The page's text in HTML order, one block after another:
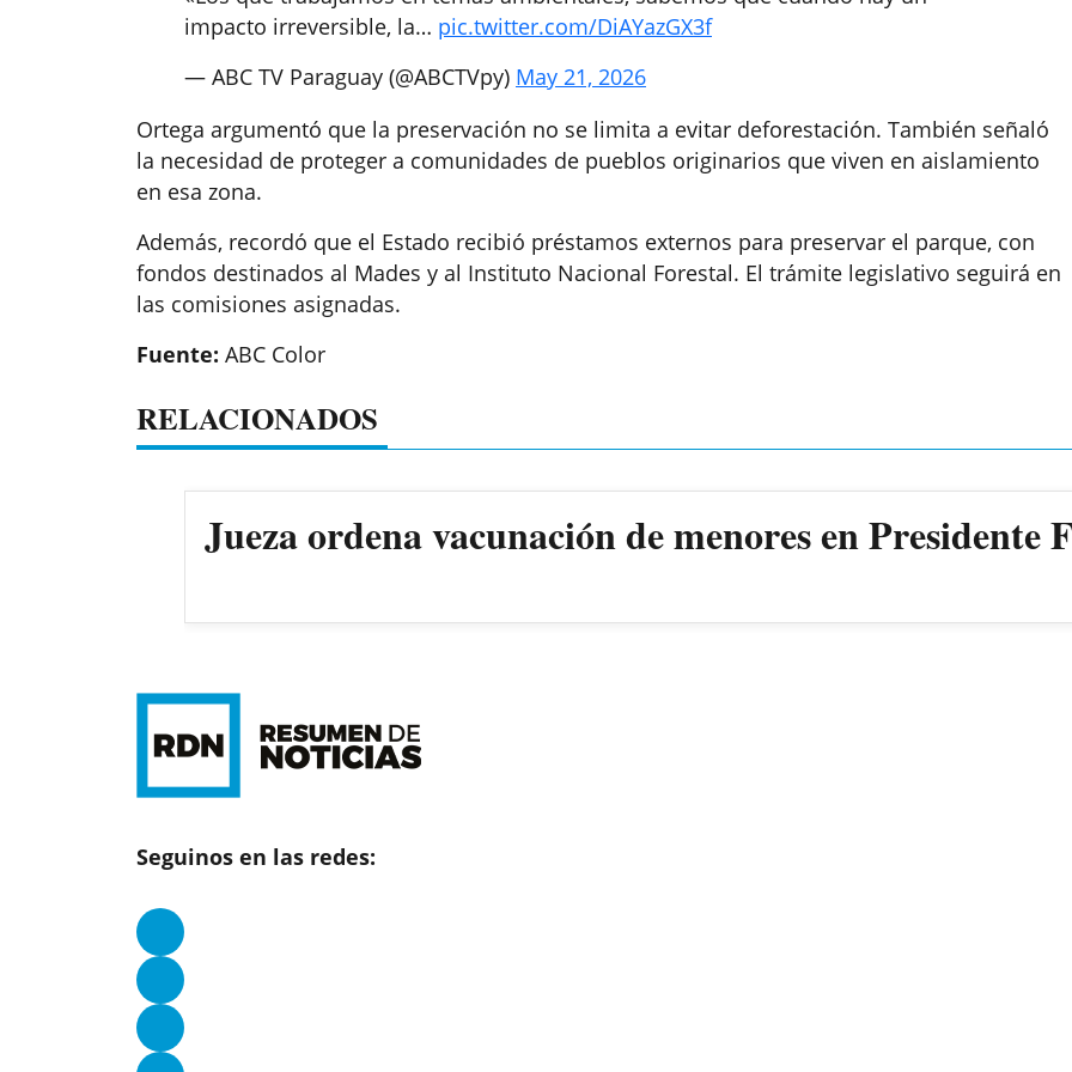
impacto irreversible, la… pic.twitter.com/DiAYazGX3f
— ABC TV Paraguay (@ABCTVpy) May 21, 2026
Ortega argumentó que la preservación no se limita a evitar deforestación. También señaló
la necesidad de proteger a comunidades de pueblos originarios que viven en aislamiento
en esa zona.
Además, recordó que el Estado recibió préstamos externos para preservar el parque, con
fondos destinados al Mades y al Instituto Nacional Forestal. El trámite legislativo seguirá en
las comisiones asignadas.
Fuente: ABC Color
RELACIONADOS
Jueza ordena vacunación de menores en Presidente
Seguinos en las redes: